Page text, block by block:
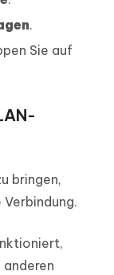
.
Sie auf
bringen,